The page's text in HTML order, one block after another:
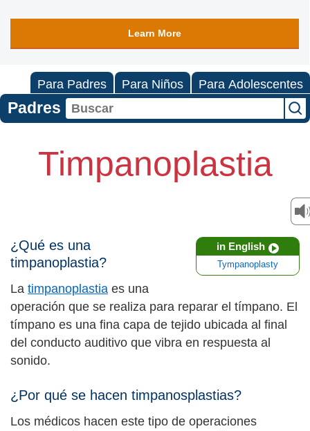
Learn More
Para Padres Para Niños Para Adolescentes
Padres
Timpanoplastia
in English
Tympanoplasty
¿Qué es una
timpanoplastia?
La timpanoplastia es una
operación que se realiza para reparar el tímpano. El
tímpano es una fina capa de tejido ubicada al final
del conducto auditivo que vibra en respuesta al
sonido.
¿Por qué se hacen timpanosplastias?
Los médicos hacen este tipo de operaciones